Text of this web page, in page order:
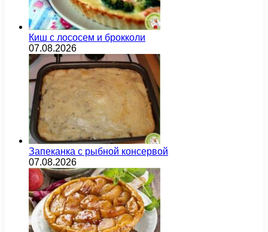
Киш с лососем и брокколи
07.08.2026
Запеканка с рыбной консервой
07.08.2026